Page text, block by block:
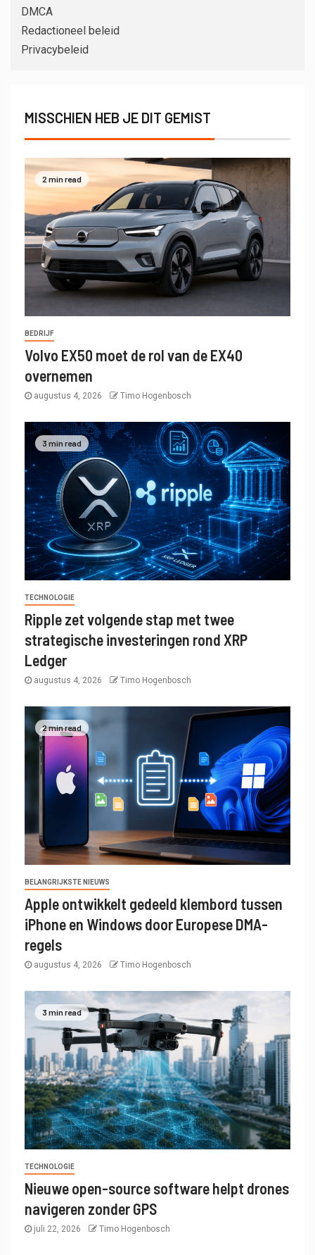
DMCA
Redactioneel beleid
Privacybeleid
MISSCHIEN HEB JE DIT GEMIST
2 min read
BEDRIJF
Volvo EX50 moet de rol van de EX40
overnemen
augustus 4, 2026 Timo Hogenbosch
3 min read
TECHNOLOGIE
Ripple zet volgende stap met twee
strategische investeringen rond XRP
Ledger
augustus 4, 2026 Timo Hogenbosch
2 min read
BELANGRIJKSTE NIEUWS
Apple ontwikkelt gedeeld klembord tussen
iPhone en Windows door Europese DMA-
regels
augustus 4, 2026 Timo Hogenbosch
3 min read
TECHNOLOGIE
Nieuwe open-source software helpt drones
navigeren zonder GPS
juli 22, 2026 Timo Hogenbosch